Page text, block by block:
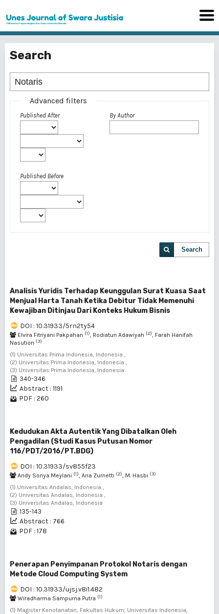
Search
Advanced filters
Published After
Published Before
By Author
Search
Analisis Yuridis Terhadap Keunggulan Surat Kuasa Saat
Menjual Harta Tanah Ketika Debitur Tidak Memenuhi
Kewajiban Ditinjau Dari Konteks Hukum Bisnis
DOI : 10.31933/5rn2ty54
Elvira Fitriyani Pakpahan (1), Rodiatun Adawiyah (2), Farah Hanifah
Nasution (3)
(1) Universitas Prima Indonesia, Indonesia ,
(2) Universitas Prima Indonesia, Indonesia ,
(3) Universitas Prima Indonesia, Indonesia
340-346
Abstract : 1191
PDF : 260
Kedudukan Akta Autentik Yang Dibatalkan Oleh
Pengadilan (Studi Kasus Putusan Nomor
116/PDT/2016/PT.BDG)
DOI : 10.31933/sv855f23
Andy Sonya Meylani (1), Aria Zurnetti (2), M. Hasbi (3)
(1) Universitas Andalas, Indonesia ,
(2) Universitas Andalas, Indonesia ,
(3) Universitas Andalas, Indonesia
135-143
Abstract : 766
PDF : 178
Penerapan Penyimpanan Protokol Notaris dengan
Metode Cloud Computing System
DOI : 10.31933/ujsj.v8i1.482
Wiradharma Sampurna Putra (1)
(1) Magister Kenotariatan, Fakultas Hukum, Universitas Indonesia,